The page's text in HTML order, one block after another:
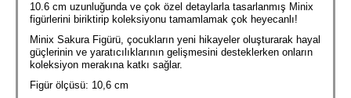
10.6 cm uzunluğunda ve çok özel detaylarla tasarlanmış Minix
figürlerini biriktirip koleksiyonu tamamlamak çok heyecanlı!
Minix Sakura Figürü, çocukların yeni hikayeler oluşturarak hayal
güçlerinin ve yaratıcılıklarının gelişmesini desteklerken onların
koleksiyon merakına katkı sağlar.
Figür ölçüsü: 10,6 cm